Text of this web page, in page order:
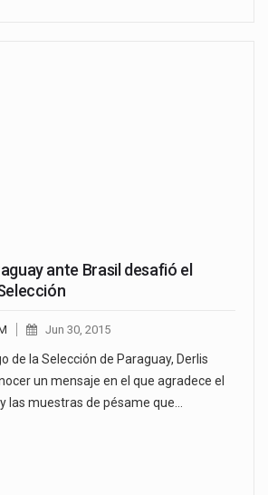
ante Brasil desafió el
Jun 30, 2015
de la Selección de Paraguay, Derlis
un mensaje en el que agradece el
las muestras de pésame que…